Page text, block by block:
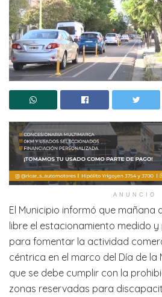
ANUNCIO
El Municipio informó que mañana
libre el estacionamiento medido
para fomentar la actividad
céntrica en el marco del Día de la
que se debe cumplir con la
zonas reservadas para